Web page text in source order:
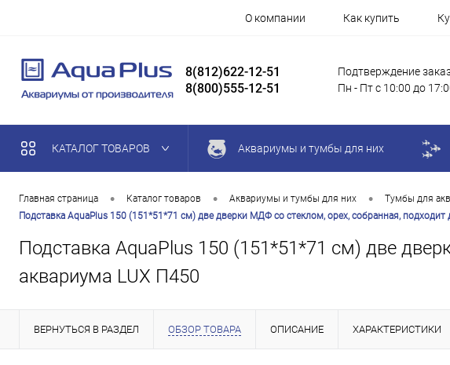
О компании Как купить
8(812)622-12-51
8(800)555-12-51
Подтверждение
Пн - Пт с 10:00 до
КАТАЛОГ ТОВАРОВ Аквариумы и тумбы для них
Главная страница • Каталог товаров • Аквариумы и тумбы для них • Тумбы для
Подставка AquaPlus 150 (151*51*71 см) две дверки МДФ со стеклом, орех, собранная,
Подставка AquaPlus 150 (151*51*71 см) две
аквариума LUX П450
ВЕРНУТЬСЯ В РАЗДЕЛ ОБЗОР ТОВАРА ОПИСАНИЕ ХАРАКТЕРИСТИКИ